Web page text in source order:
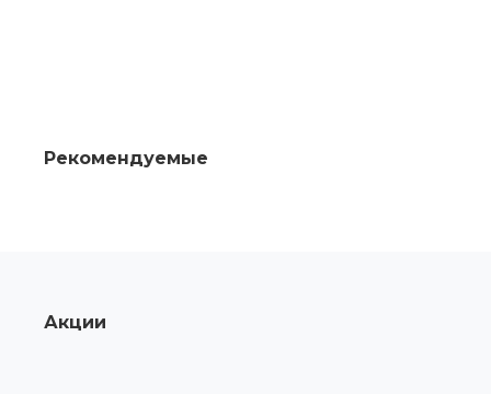
Рекомендуемые
Акции